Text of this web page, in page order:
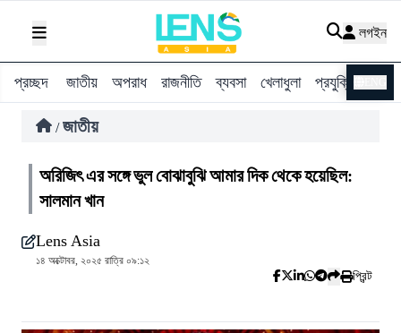
লগইন
প্রচ্ছদ জাতীয় অপরাধ রাজনীতি ব্যবসা খেলাধুলা প্রযুক্তি
/ জাতীয়
অরিজিৎ এর সঙ্গে ভুল বোঝাবুঝি আমার দিক থেকে হয়েছিল:
সালমান খান
Lens Asia
১৪ অক্টোবর, ২০২৫ রাত্রি ০৯:১২
প্রিন্ট